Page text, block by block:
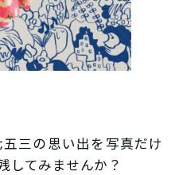
三の思い出を写真だけ
してみませんか？